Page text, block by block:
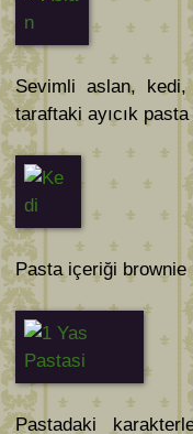
Sevimli aslan,
taraftaki ayıcık
Pasta içeriği
Pastadaki